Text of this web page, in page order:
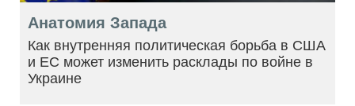
Анатомия Запада
Как внутренняя политическая борьба в США
и ЕС может изменить расклады по войне в
Украине